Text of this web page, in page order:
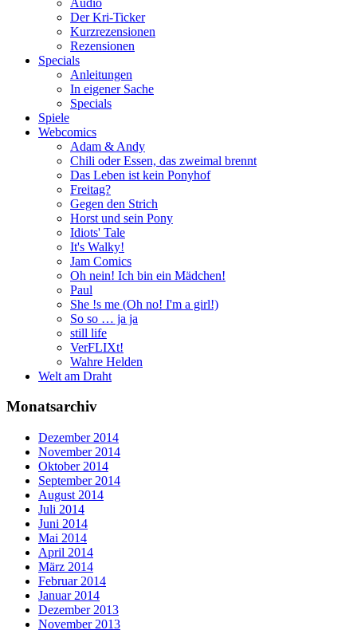
Der Kri-Ticker
Kurzrezensionen
Rezensionen
Specials
Anleitungen
In eigener Sache
Specials
Spiele
Webcomics
Adam & Andy
Chili oder Essen, das zweimal brennt
Das Leben ist kein Ponyhof
Freitag?
Gegen den Strich
Horst und sein Pony
Idiots' Tale
It's Walky!
Jam Comics
Oh nein! Ich bin ein Mädchen!
Paul
She !s me (Oh no! I'm a girl!)
So so … ja ja
still life
VerFLIXt!
Wahre Helden
Welt am Draht
Monatsarchiv
Dezember 2014
November 2014
Oktober 2014
September 2014
August 2014
Juli 2014
Juni 2014
Mai 2014
April 2014
März 2014
Februar 2014
Januar 2014
Dezember 2013
November 2013